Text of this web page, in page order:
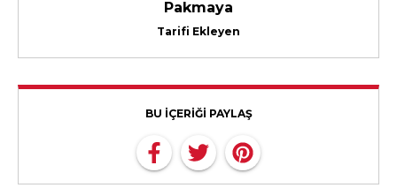
Pakmaya
Tarifi Ekleyen
BU İÇERİĞİ PAYLAŞ